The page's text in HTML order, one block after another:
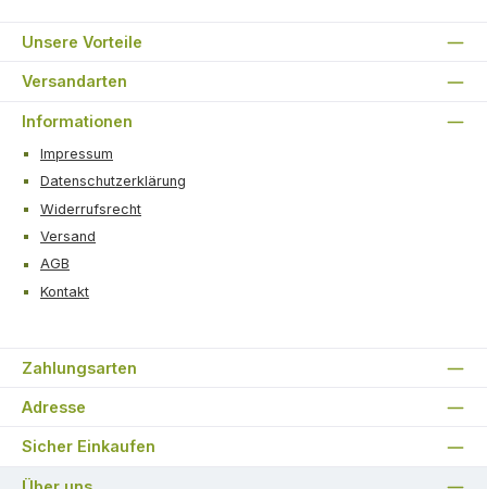
Unsere Vorteile
Versandarten
Informationen
Impressum
Datenschutzerklärung
Widerrufsrecht
Versand
AGB
Kontakt
Zahlungsarten
Adresse
Sicher Einkaufen